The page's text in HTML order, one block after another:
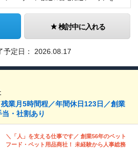
検討中に入れる
予定日： 2026.08.17
業月5時間程／年間休日123日／創業
・社割あり
＼「人」を支える仕事です／ 創業56年のペット
フード・ペット用品商社！ 未経験から人事総務